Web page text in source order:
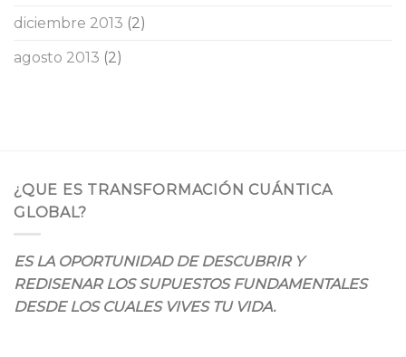
diciembre 2013 (2)
agosto 2013 (2)
¿QUE ES TRANSFORMACIÓN CUÁNTICA
GLOBAL?
ES LA OPORTUNIDAD DE DESCUBRIR Y
REDISENAR LOS SUPUESTOS FUNDAMENTALES
DESDE LOS CUALES VIVES TU VIDA.